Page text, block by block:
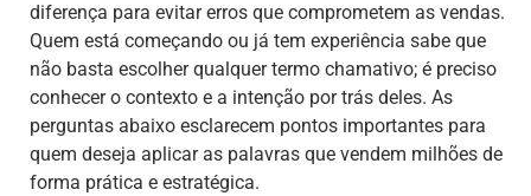
diferença para evitar erros que comprometem as vendas.
Quem está começando ou já tem experiência sabe que
não basta escolher qualquer termo chamativo; é preciso
conhecer o contexto e a intenção por trás deles. As
perguntas abaixo esclarecem pontos importantes para
quem deseja aplicar as palavras que vendem milhões de
forma prática e estratégica.